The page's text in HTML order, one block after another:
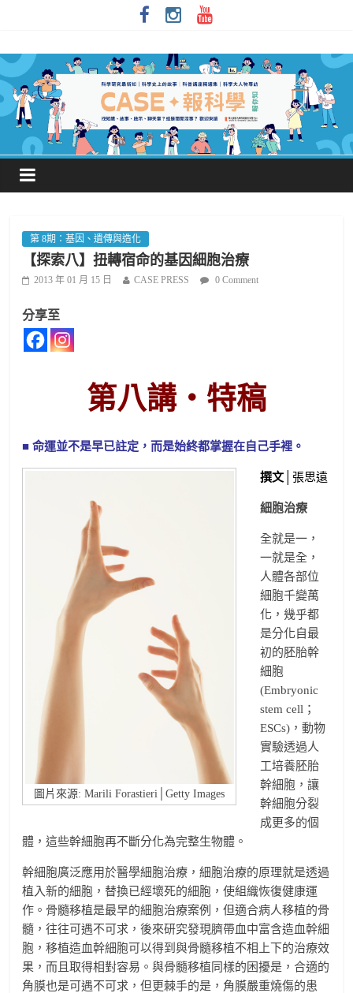
第 8期：基因、遺傳與造化
【探索八】扭轉宿命的基因細胞治療
2013 年 01 月 15 日 CASE PRESS 0 Comment
分享至
第八講‧特稿
■ 命運並不是早已註定，而是始終都掌握在自己手裡。
圖片來源: Marili Forastieri│Getty Images
撰文 │張思遠
細胞治療
全就是一，
一就是全，
人體各部位
細胞千變萬
化，幾乎都
是分化自最
初的胚胎幹
細胞
(Embryonic
stem cell；
ESCs)，動物
實驗透過人
工培養胚胎
幹細胞，讓
幹細胞分裂
成更多的個
體，這些幹細胞再不斷分化為完整生物體。
幹細胞廣泛應用於醫學細胞治療，細胞治療的原理就是透過
植入新的細胞，替換已經壞死的細胞，使組織恢復健康運
作。骨髓移植是最早的細胞治療案例，但適合病人移植的骨
髓，往往可遇不可求，後來研究發現臍帶血中富含造血幹細
胞，移植造血幹細胞可以得到與骨髓移植不相上下的治療效
果，而且取得相對容易。與骨髓移植同樣的困擾是，合適的
角膜也是可遇不可求，但更棘手的是，角膜嚴重燒傷的患